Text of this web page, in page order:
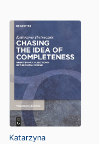
Katarzyna